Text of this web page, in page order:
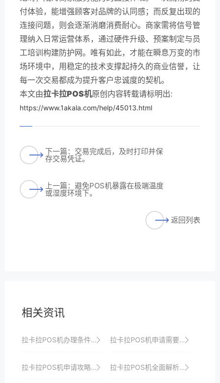
付体验，能增强顾客对品牌的认同感；而反复出现的
连接问题，则会逐渐消磨消费耐心。商家需将信号管
理纳入日常运营体系，通过硬件升级、预案制定与员
工培训构建防护网。唯有如此，才能在瞬息万变的市
场环境中，用稳定的技术支撑起持久的商业信誉，让
每一次交易都成为提升客户忠诚度的契机。
本文由拉卡拉POS机原创内容转载请标明出:
https://www.1akala.com/help/45013.html
下一篇：交易完成后，及时打印并保
存交易凭证。
上一篇：避免POS机暴露在极端温度
或湿度环境下。
返回列表
相关资讯
拉卡拉POS机办理条件解析：助力商家轻松接入支付 拉卡拉POS机申请需要多久？时间节点全掌握
拉卡拉POS机申请攻略：如何选择适合自己的机型？ 拉卡拉POS机全面解析：让支付更便捷